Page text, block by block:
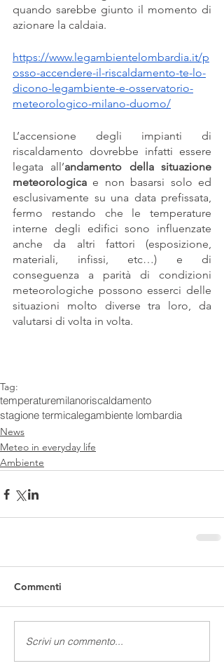
quando sarebbe giunto il momento di
azionare la caldaia.
https://www.legambientelombardia.it/p
osso-accendere-il-riscaldamento-te-lo-
dicono-legambiente-e-osservatorio-
meteorologico-milano-duomo/
L’accensione degli impianti di
riscaldamento dovrebbe infatti essere
legata all’andamento della situazione
meteorologica e non basarsi solo ed
esclusivamente su una data prefissata,
fermo restando che le temperature
interne degli edifici sono influenzate
anche da altri fattori (esposizione,
materiali, infissi, etc…) e di
conseguenza a parità di condizioni
meteorologiche possono esserci delle
situazioni molto diverse tra loro, da
valutarsi di volta in volta.
Tag:
temperaturemilanoriscaldamento
stagione termicalegambiente lombardia
News
Meteo in everyday life
Ambiente
Commenti
Scrivi un commento...